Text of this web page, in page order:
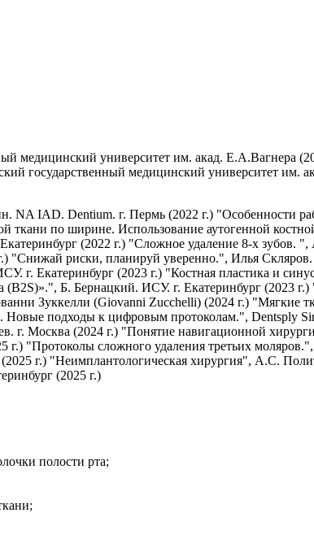
медицинский университет им. акад. Е.А.Вагнера
государственный медицинский университет им.
IAD. Dentium. г. Пермь (2022 г.) "Особенности
ткани по ширине. Использование аутогенной
(2022 г.) "Сложное удаление 8-х зубов.
риски, планируй уверенно.", Илья Скляров.
г. Екатеринбург (2023 г.) "Костная пластика и
(B2S)».", Б. Бернацкий. ИСУ. г. Екатеринбург (2023
Зуккелли (Giovanni Zucchelli) (2024 г.) "Мягкие
подходы к цифровым протоколам.", Dentsply
г. Москва (2024 г.) "Понятие навигационной
"Протоколы сложного удаления третьих
г.) "Неимплантологическая хирургия", А.С.
(2025 г.)
полости рта;